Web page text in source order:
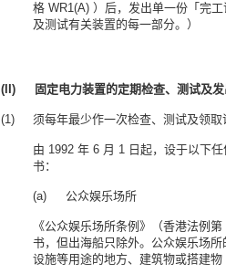
格 WR1(A) ）后，发出单一份「完
及测试有关装置的每一部分。）
(II) 固定电力装置的定期检查、测试及发
须每年最少作一次检查、测试及领
由 1992 年 6 月 1 日起，设于以下任
书：
(a) 公众娱乐场所
《公众娱乐场所条例》（香港法例
书，但出海船只 除外。公众娱乐场
设施等用途的地方、建筑物或搭建物